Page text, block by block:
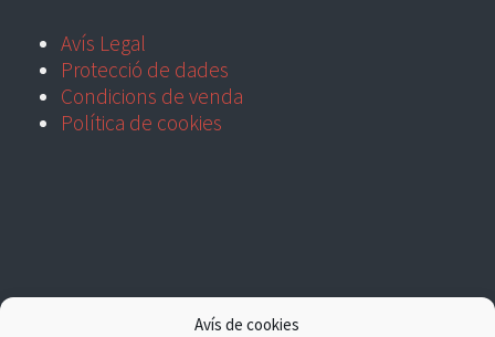
Avís de cookies
Avís Legal
Protecció de dades
Condicions de venda
Política de cookies